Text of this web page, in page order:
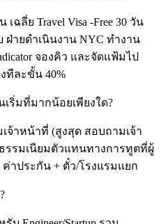
ฉลี่ย Travel Visa -Free 30 วัน
ฝ่ายดำเนินงาน NYC ทำงาน
จองคิว และจัดแฟ้มไป
ทีละขั้น 40%
ริ่มที่มากน้อยเพียงใด?
เจ้าหน้าที่ (สูงสุด สอบถามเจ้า
รมเนียมตัวแทนทางการทูตที่ผู้
าประกัน + ตั๋ว/โรงแรมแยก